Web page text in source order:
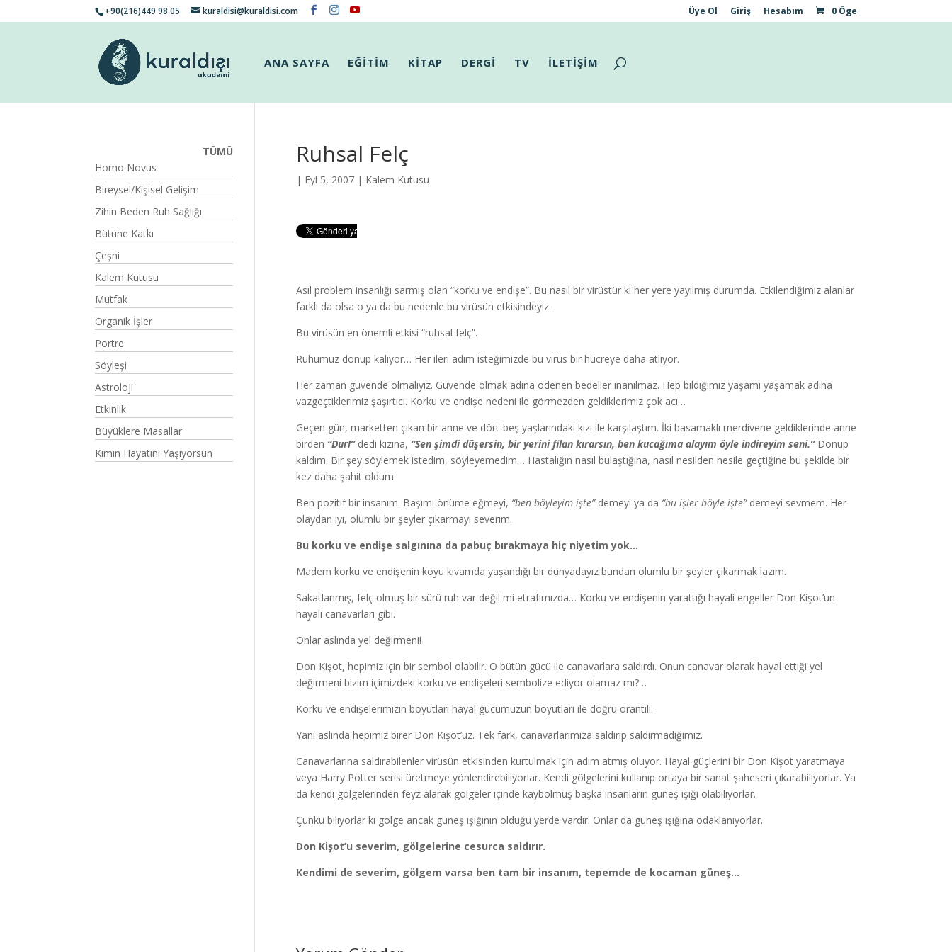
+90(216)449 98 05 kuraldisi@kuraldisi.com Üye Ol Giriş Hesabım 0 Öge
ANA SAYFA EĞİTİM KİTAP DERGİ TV İLETİŞİM
Ruhsal Felç
| Eyl 5, 2007 | Kalem Kutusu
Asıl problem insanlığı sarmış olan “korku ve endişe”. Bu nasıl bir virüstür ki her yere yayılmış durumda. Etkilendiğimiz alanlar
farklı da olsa o ya da bu nedenle bu virüsün etkisindeyiz.
Bu virüsün en önemli etkisi “ruhsal felç”.
Ruhumuz donup kalıyor… Her ileri adım isteğimizde bu virüs bir hücreye daha atlıyor.
Her zaman güvende olmalıyız. Güvende olmak adına ödenen bedeller inanılmaz. Hep bildiğimiz yaşamı yaşamak adına
vazgeçtiklerimiz şaşırtıcı. Korku ve endişe nedeni ile görmezden geldiklerimiz çok acı…
Geçen gün, marketten çıkan bir anne ve dört-beş yaşlarındaki kızı ile karşılaştım. İki basamaklı merdivene geldiklerinde anne
birden “Dur!”dedi kızına, “Sen şimdi düşersin, bir yerini filan kırarsın, ben kucağıma alayım öyle indireyim seni.”Donup
kaldım. Bir şey söylemek istedim, söyleyemedim… Hastalığın nasıl bulaştığına, nasıl nesilden nesile geçtiğine bu şekilde bir
kez daha şahit oldum.
Ben pozitif bir insanım. Başımı önüme eğmeyi, “ben böyleyim işte”demeyi ya da “bu işler böyle işte”demeyi sevmem. Her
olaydan iyi, olumlu bir şeyler çıkarmayı severim.
Bu korku ve endişe salgınına da pabuç bırakmaya hiç niyetim yok…
Madem korku ve endişenin koyu kıvamda yaşandığı bir dünyadayız bundan olumlu bir şeyler çıkarmak lazım.
Sakatlanmış, felç olmuş bir sürü ruh var değil mi etrafımızda… Korku ve endişenin yarattığı hayali engeller Don Kişot’un
hayali canavarları gibi.
Onlar aslında yel değirmeni!
Don Kişot, hepimiz için bir sembol olabilir. O bütün gücü ile canavarlara saldırdı. Onun canavar olarak hayal ettiği yel
değirmeni bizim içimizdeki korku ve endişeleri sembolize ediyor olamaz mı?…
Korku ve endişelerimizin boyutları hayal gücümüzün boyutları ile doğru orantılı.
Yani aslında hepimiz birer Don Kişot’uz. Tek fark, canavarlarımıza saldırıp saldırmadığımız.
Canavarlarına saldırabilenler virüsün etkisinden kurtulmak için adım atmış oluyor. Hayal güçlerini bir Don Kişot yaratmaya
veya Harry Potter serisi üretmeye yönlendirebiliyorlar. Kendi gölgelerini kullanıp ortaya bir sanat şaheseri çıkarabiliyorlar. Ya
da kendi gölgelerinden feyz alarak gölgeler içinde kaybolmuş başka insanların güneş ışığı olabiliyorlar.
Çünkü biliyorlar ki gölge ancak güneş ışığının olduğu yerde vardır. Onlar da güneş ışığına odaklanıyorlar.
Don Kişot’u severim, gölgelerine cesurca saldırır.
Kendimi de severim, gölgem varsa ben tam bir insanım, tepemde de kocaman güneş…
TÜMÜ
Homo Novus
Bireysel/Kişisel Gelişim
Zihin Beden Ruh Sağlığı
Bütüne Katkı
Çeşni
Kalem Kutusu
Mutfak
Organik İşler
Portre
Söyleşi
Astroloji
Etkinlik
Büyüklere Masallar
Kimin Hayatını Yaşıyorsun